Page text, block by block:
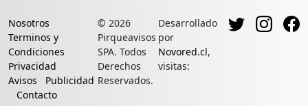
Nosotros
Terminos y
Condiciones
Privacidad
Avisos
Publicidad
Contacto
© 2026
Pirqueavisos
SPA. Todos
Derechos
Reservados.
Desarrollado
por
Novored.cl,
visitas: